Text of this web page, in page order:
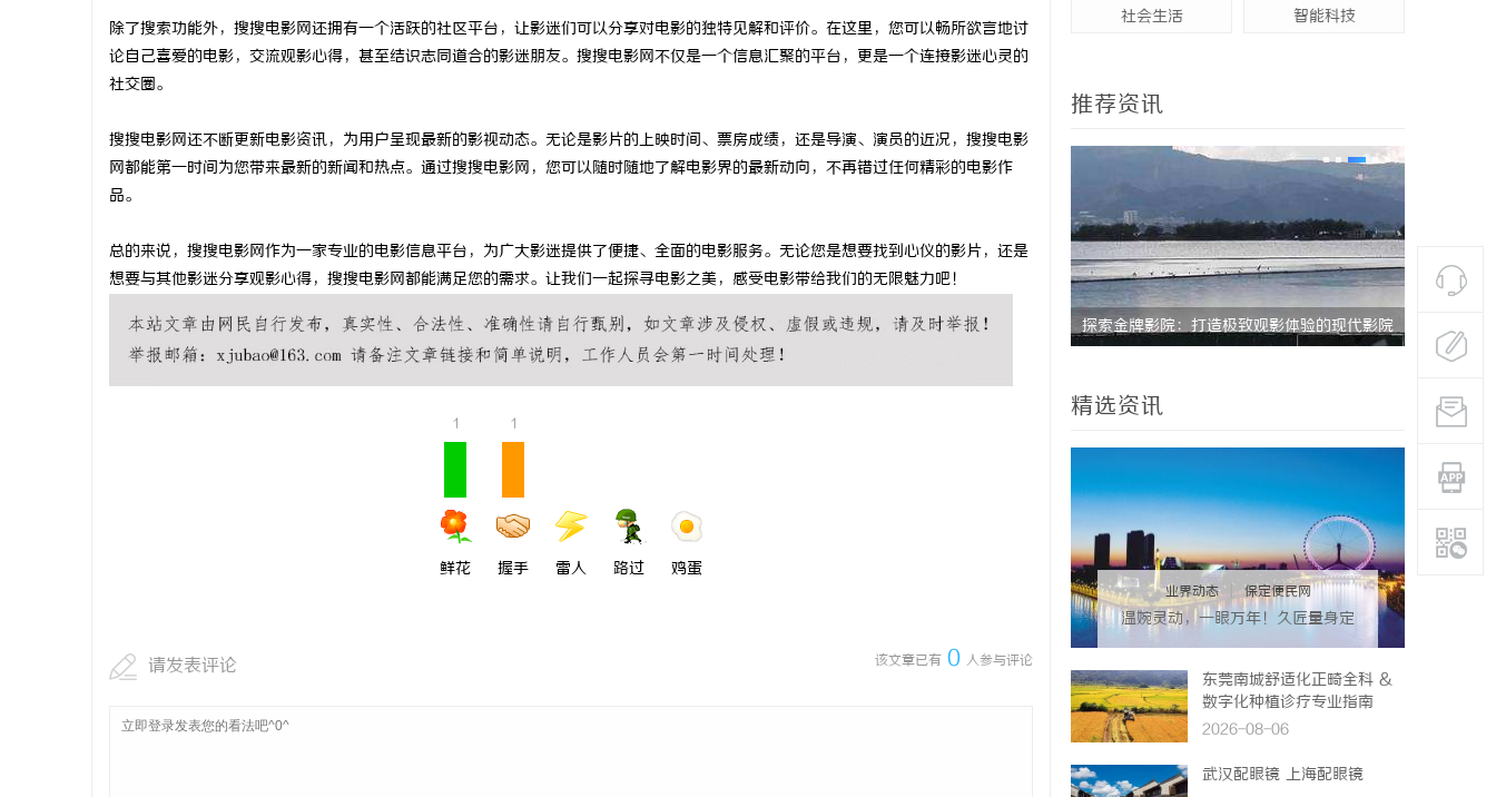
除了搜索功能外，搜搜电影网还拥有一个活跃的社区平台，让影迷们可以分享对电影的独特见解和评价。在这里，您可以畅所欲言地讨
论自己喜爱的电影，交流观影心得，甚至结识志同道合的影迷朋友。搜搜电影网不仅是一个信息汇聚的平台，更是一个连接影迷心灵的
社交圈。
搜搜电影网还不断更新电影资讯，为用户呈现最新的影视动态。无论是影片的上映时间、票房成绩，还是导演、演员的近况，搜搜电影
网都能第一时间为您带来最新的新闻和热点。通过搜搜电影网，您可以随时随地了解电影界的最新动向，不再错过任何精彩的电影作
品。
总的来说，搜搜电影网作为一家专业的电影信息平台，为广大影迷提供了便捷、全面的电影服务。无论您是想要找到心仪的影片，还是
想要与其他影迷分享观影心得，搜搜电影网都能满足您的需求。让我们一起探寻电影之美，感受电影带给我们的无限魅力吧！
1
鲜花
1
握手 雷人 路过 鸡蛋
该文章已有 0 人参与评论
请发表评论
社会生活 智能科技
推荐资讯
合肥刑事辩护律师：为您的权益保驾护航 武汉配眼镜 上海配眼镜 探索金牌影院：打造极致观影体验的现代影院 全面解析
精选资讯
业界动态 | 保定便民网
温婉灵动，一眼万年！久匠量身定
东莞南城舒适化正畸全科 &
数字化种植诊疗专业指南
2026-08-06
武汉配眼镜 上海配眼镜